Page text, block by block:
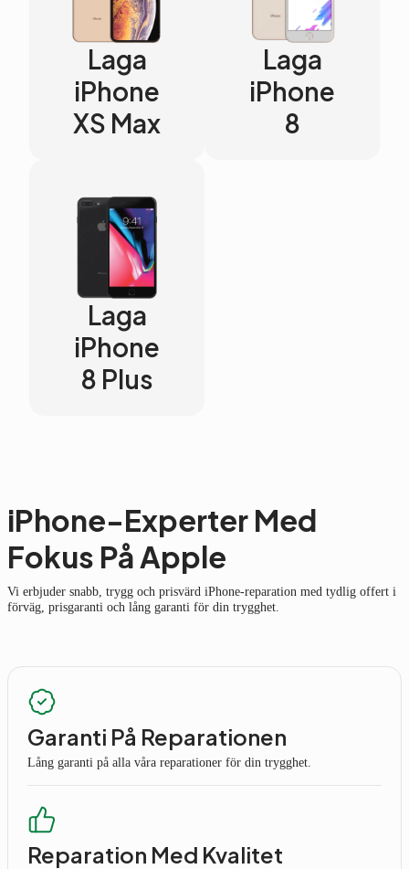
Laga
iPhone
XS Max
Laga
iPhone
8
Laga
iPhone
8 Plus
iPhone-Experter Med
Fokus På Apple
Vi erbjuder snabb, trygg och prisvärd iPhone-reparation med tydlig offert i
förväg, prisgaranti och lång garanti för din trygghet.
Garanti På Reparationen
Lång garanti på alla våra reparationer för din trygghet.
Reparation Med Kvalitet